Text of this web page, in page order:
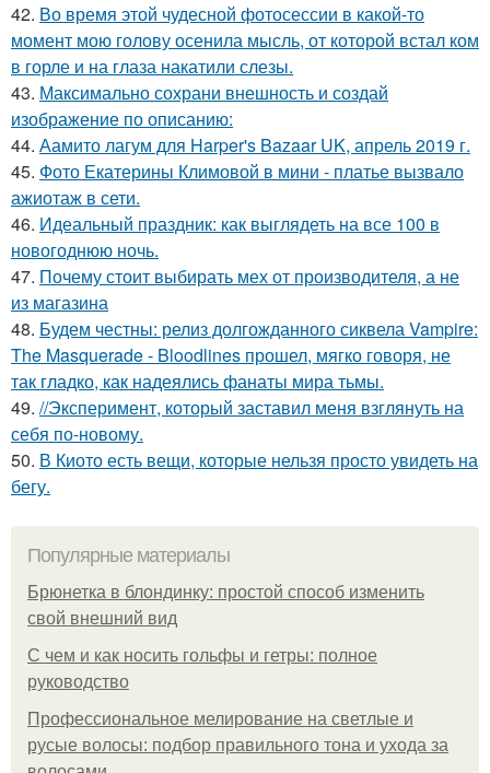
42. Во время этой чудесной фотосессии в какой-то
момент мою голову осенила мысль, от которой встал ком
в горле и на глаза накатили слезы.
43. Максимально сохрани внешность и создай
изображение по описанию:
44. Аамито лагум для Harper's Bazaar UK, апрель 2019 г.
45. Фото Екатерины Климовой в мини - платье вызвало
ажиотаж в сети.
46. Идеальный праздник: как выглядеть на все 100 в
новогоднюю ночь.
47. Почему стоит выбирать мех от производителя, а не
из магазина
48. Будем честны: релиз долгожданного сиквела Vampire:
The Masquerade - Bloodlines прошел, мягко говоря, не
так гладко, как надеялись фанаты мира тьмы.
49. //Эксперимент, который заставил меня взглянуть на
себя по-новому.
50. В Киото есть вещи, которые нельзя просто увидеть на
бегу.
Популярные материалы
Брюнетка в блондинку: простой способ изменить
свой внешний вид
С чем и как носить гольфы и гетры: полное
руководство
Профессиональное мелирование на светлые и
русые волосы: подбор правильного тона и ухода за